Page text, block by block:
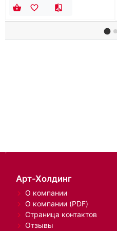
Арт-Холдинг
О компании
О компании (PDF)
Страница контактов
Отзывы